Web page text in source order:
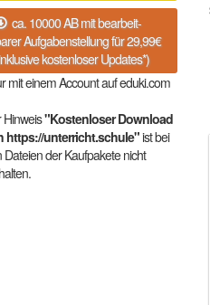
ca. 10000 AB mit bearbeit-
Aufgabenstellung für 29,99€
kostenloser Updates*)
mit einem Account auf eduki.com
Hinweis"Kostenloser Download
https://unterricht.schule"ist bei
Dateien der Kaufpakete nicht